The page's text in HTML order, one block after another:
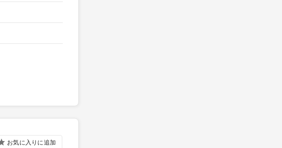
お気に入りに追加